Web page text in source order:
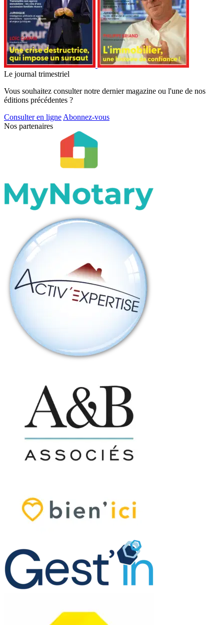
Le journal trimestriel
Vous souhaitez consulter notre dernier magazine ou l'une de nos
éditions précédentes ?
Consulter en ligne Abonnez-vous
Nos partenaires